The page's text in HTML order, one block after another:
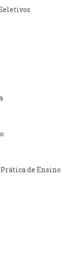
Prática de Ensino